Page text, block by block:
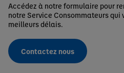
Accédez à notre formulaire pour
notre Service Consommateurs qui
meilleurs délais.
Contactez nous